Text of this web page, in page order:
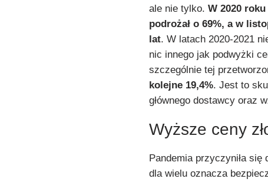
ale nie tylko.W 2020
podrożał o 69%, a w
lat. W latach 2020-2021
nic innego jak podwyżki
szczególnie tej
kolejne 19,4%. Jest to
głównego dostawcy oraz
Wyższe ceny
Pandemia przyczyniła się
dla wielu oznacza